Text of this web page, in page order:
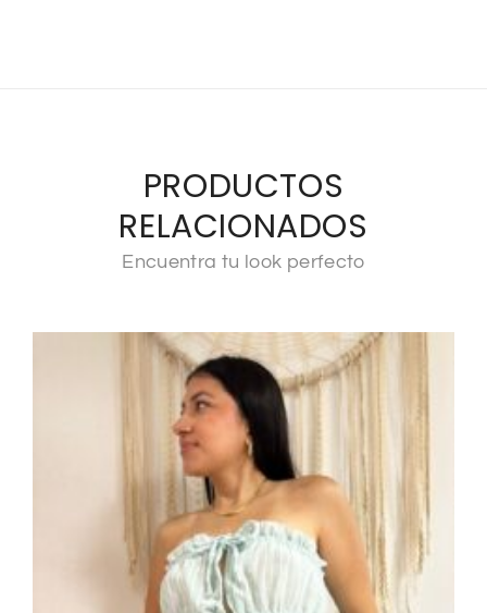
PRODUCTOS
RELACIONADOS
Encuentra tu look perfecto